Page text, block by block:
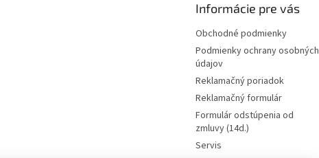
Informácie pre vás
Obchodné podmienky
Podmienky ochrany osobných
údajov
Reklamačný poriadok
Reklamačný formulár
Formulár odstúpenia od
zmluvy (14d.)
Servis